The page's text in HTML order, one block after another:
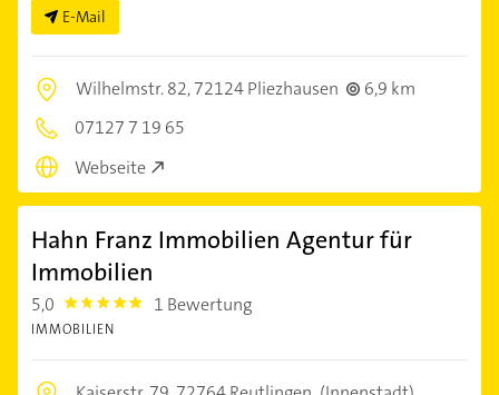
E-Mail
Wilhelmstr. 82,72124 Pliezhausen
6,9 km
07127 7 19 65
Webseite
Hahn Franz Immobilien Agentur für
Immobilien
5,0 5.0 1 Bewertung
IMMOBILIEN